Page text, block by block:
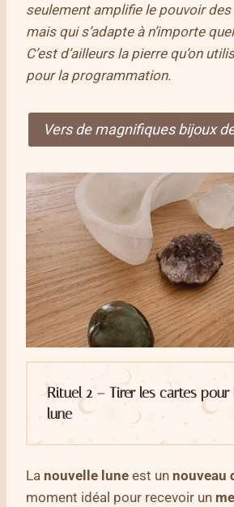
seulement amplifie le pouvoir
mais qui s’adapte à n’importe
C’est d’ailleurs la pierre qu’on
pour la programmation.
Vers de magnifiques bijoux
Rituel 2 – Tirer les cartes pour
lune
La nouvelle lune est un nouveau
moment idéal pour recevoir un